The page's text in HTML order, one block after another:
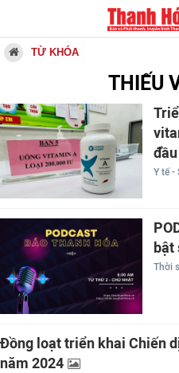
TỪ KHÓA
THIẾU
Y tế -
bật
Thời
Đồng loạt triển khai Chiến
năm 2024